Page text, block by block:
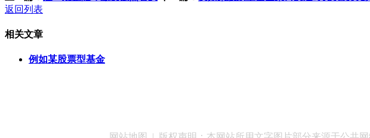
返回列表
相关文章
例如某股票型基金